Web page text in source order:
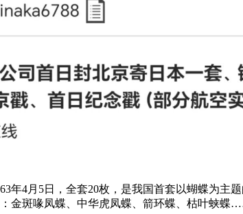
年4月5日，全套20枚，是我国首套以蝴蝶为主
金斑喙凤蝶 、中华虎凤蝶、箭环蝶、枯叶蛱蝶